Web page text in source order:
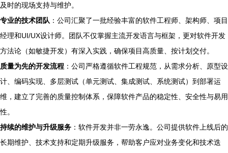
及时的现场支持与维护。
专业的技术团队 ：公司汇聚了一批经验丰富的软件工程师、架构师、项目
经理和UI/UX设计师。团队不仅掌握主流开发语言与框架，更对软件开发
方法论（如敏捷开发）有深入实践，确保项目高质量、按计划交付。
质量为先的开发流程 ：公司严格遵循软件工程规范，从需求分析、原型设
计、编码实现、多层测试（单元测试、集成测试、系统测试）到部署运
维，建立了完善的质量控制体系，保障软件产品的稳定性、安全性与易用
性。
持续的维护与升级服务 ：软件开发并非一劳永逸。公司提供软件上线后的
长期维护、技术支持和定期升级服务，帮助客户应对业务变化和技术迭